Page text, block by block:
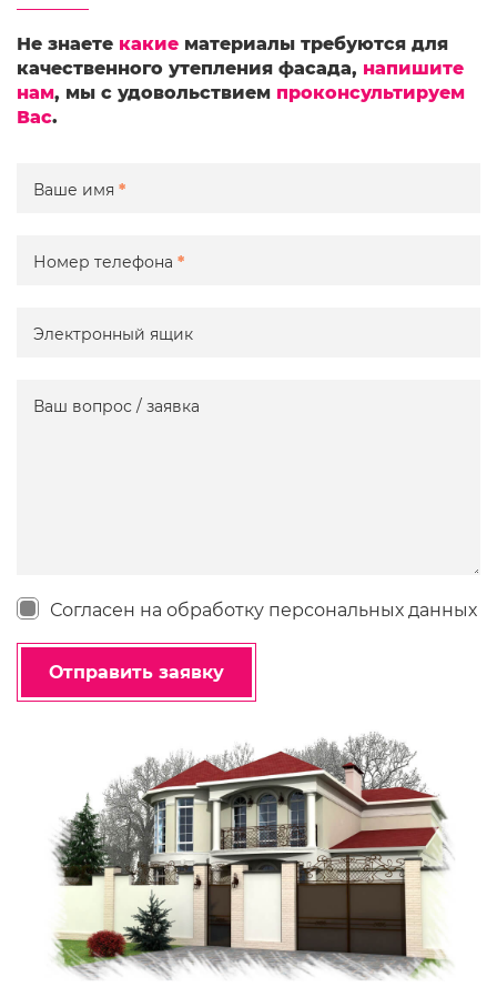
Не знаете какие материалы требуются для
качественного утепления фасада, напишите
нам, мы с удовольствием проконсультируем
Вас.
Ваше имя *
Номер телефона *
Электронный ящик
Ваш вопрос / заявка
Согласен на обработку персональных данных
Отправить заявку